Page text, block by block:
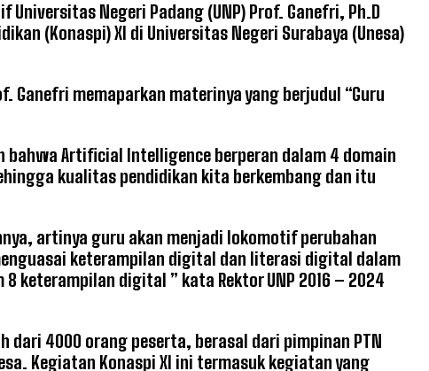
Universitas Negeri Padang (UNP) Prof. Ganefri, Ph.D
(Konaspi) XI di Universitas Negeri Surabaya (Unesa)
Ganefri memaparkan materinya yang berjudul “Guru
Artificial Intelligence berperan dalam 4 domain
kualitas pendidikan kita berkembang dan itu
artinya guru akan menjadi lokomotif perubahan
keterampilan digital dan literasi digital dalam
keterampilan digital ” kata Rektor UNP 2016 – 2024
dari 4000 orang peserta, berasal dari pimpinan PTN
Kegiatan Konaspi XI ini termasuk kegiatan yang